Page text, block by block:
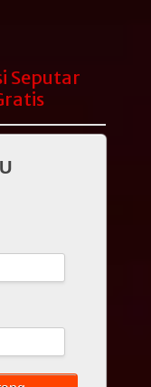
Seputar